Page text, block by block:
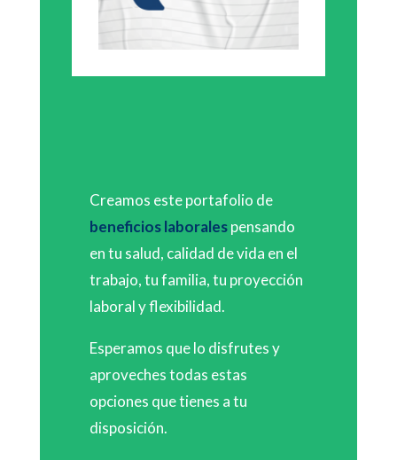
Creamos este portafolio de
beneficios laboralespensando
en tu salud, calidad de vida en el
trabajo, tu familia, tu proyección
laboral y flexibilidad.
Esperamos que lo disfrutes y
aproveches todas estas
opciones que tienes a tu
disposición.